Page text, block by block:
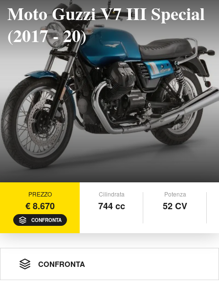
Moto Guzzi V7 III Special
(2017 - 20)
PREZZO
€ 8.670
CONFRONTA
Cilindrata
744 cc
Potenza
52 CV
CONFRONTA